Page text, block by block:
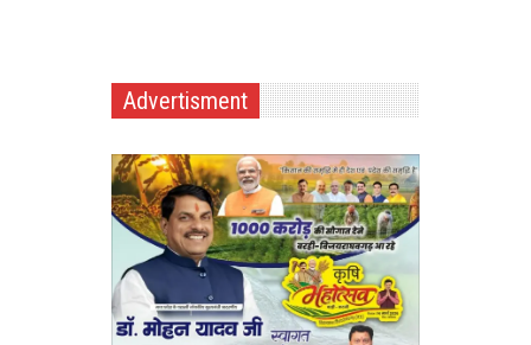
Advertisment